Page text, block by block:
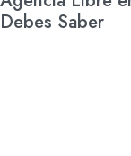
Debes Saber